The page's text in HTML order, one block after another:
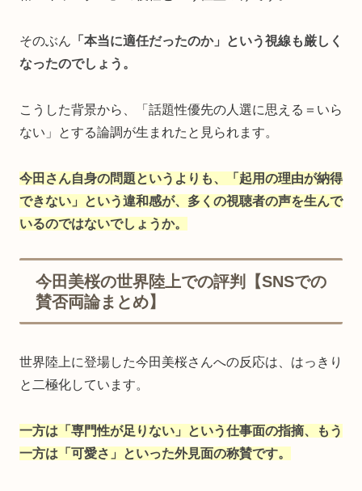
そのぶん 「本当に適任だったのか」という視線も厳しく
なったのでしょう。
こうした背景から、「話題性優先の人選に思える＝いら
ない」とする論調が生まれたと見られます。
今田さん自身の問題というよりも、「起用の理由が納得
できない」という違和感が、多くの視聴者の声を生んで
いるのではないでしょうか。
今田美桜の世界陸上での評判【SNSでの
賛否両論まとめ】
世界陸上に登場した今田美桜さんへの反応は、はっきり
と二極化しています。
一方は「専門性が足りない」という仕事面の指摘、もう
一方は「可愛さ」といった外見面の称賛です。